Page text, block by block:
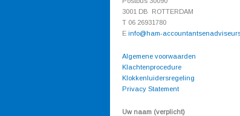
3001 DB ROTTERDAM
T 06 26931780
E info@ham-
Algemene voorwaarden
Klachtenprocedure
Klokkenluidersregeling
Privacy Statement
Uw naam (verplicht)